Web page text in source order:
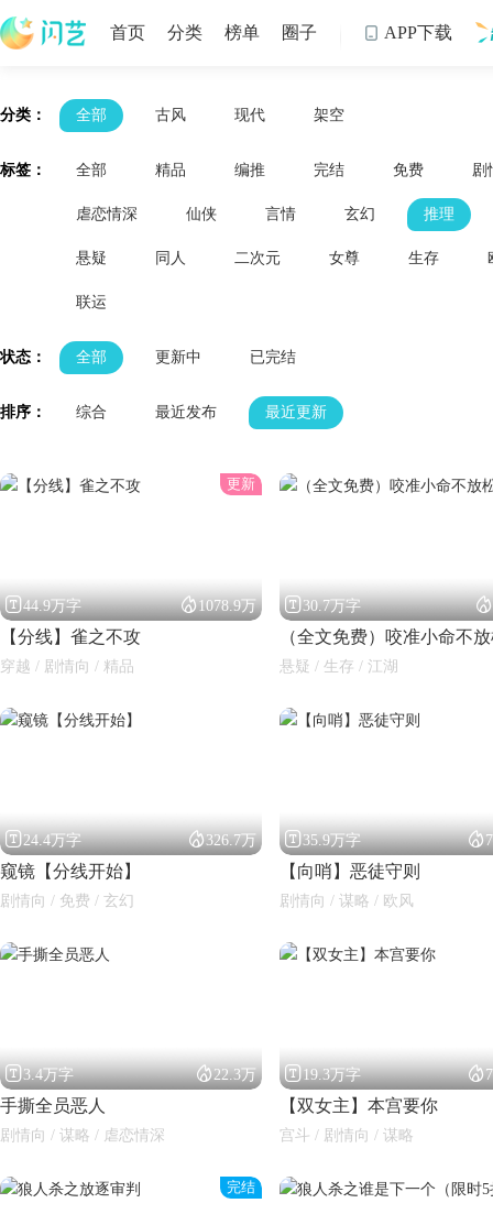
闪艺
首页 分类 榜单 圈子  APP下载
分类： 全部 古风 现代 架空
标签： 全部 精品 编推 完结 免费 剧
虐恋情深 仙侠 言情 玄幻 推理
悬疑 同人 二次元 女尊 生存
联运
状态： 全部 更新中 已完结
排序： 综合 最近发布 最近更新
更新
44.9万字 1078.9万
【分线】雀之不攻
穿越 / 剧情向 / 精品
30.7万字 
（全文免费）咬准小命不
悬疑 / 生存 / 江湖
24.4万字 326.7万
窥镜【分线开始】
剧情向 / 免费 / 玄幻
35.9万字 
【向哨】恶徒守则
剧情向 / 谋略 / 欧风
3.4万字 22.3万
手撕全员恶人
剧情向 / 谋略 / 虐恋情深
19.3万字 
【双女主】本宫要你
宫斗 / 剧情向 / 谋略
完结